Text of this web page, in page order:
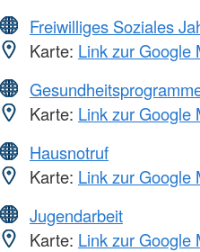
Freiwilliges Soziales
Karte: Link zur Google
Karte: Link zur Google
Hausnotruf
Karte: Link zur Google
Jugendarbeit
Karte: Link zur Google